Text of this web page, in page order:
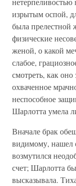
изрытым оспой,
была прелестной
физические
женой, о какой
слабое,
смотреть, как оно
охваченное
неспособное
Шарлотта умела
Вначале брак
видимому, нашел
возмутился
счет; Шарлотта
высказывала.